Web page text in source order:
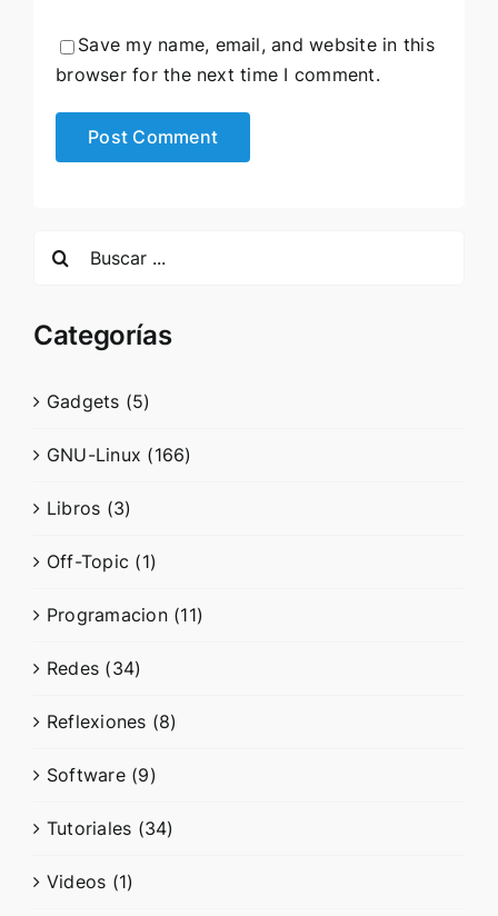
Save my name, email, and website in this
browser for the next time I comment.
Categorías
Gadgets (5)
GNU-Linux (166)
Libros (3)
Off-Topic (1)
Programacion (11)
Redes (34)
Reflexiones (8)
Software (9)
Tutoriales (34)
Videos (1)